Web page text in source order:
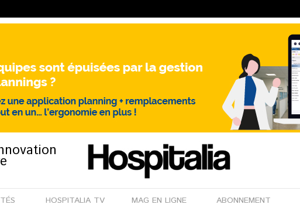
HOSPITALIA TV MAG EN LIGNE ABONNEMENT